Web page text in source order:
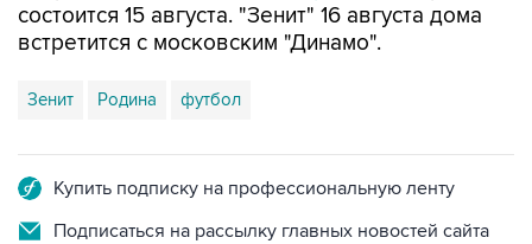
состоится 15 августа. "Зенит" 16 августа дома
встретится с московским "Динамо".
Зенит Родина футбол
Купить подписку на профессиональную ленту
Подписаться на рассылку главных новостей сайта